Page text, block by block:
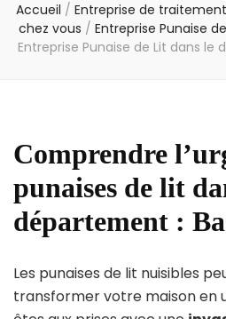
Accueil / Entreprise de
chez vous / Entreprise Punaise
Entreprise Punaise de Lit dans le
Comprendre
punaises de lit
département :
Les punaises de lit nuisibles
transformer votre maison en